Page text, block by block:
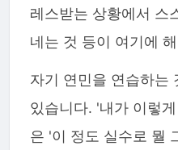
레스받는 상황에서 스
네는 것 등이 여기에
자기 연민을 연습하는
있습니다. '내가 이렇
은 '이 정도 실수로 뭘